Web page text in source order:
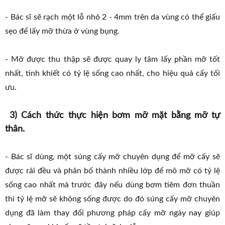
- Bác sĩ sẽ rạch một lỗ nhỏ 2 - 4mm trên da vùng có thể giấu
sẹo để lấy mỡ thừa ở vùng bụng.
- Mỡ được thu thập sẽ được quay ly tâm lấy phần mỡ tốt
nhất, tinh khiết có tỷ lệ sống cao nhất, cho hiệu quả cấy tối
ưu.
3) Cách thức thực hiện bơm mỡ mặt bằng mỡ tự
thân.
- Bác sĩ dùng, một súng cấy mỡ chuyên dụng để mỡ cấy sẽ
được rải đều và phân bố thành nhiều lớp để mô mỡ có tỷ lệ
sống cao nhất mà trước đây nếu dùng bơm tiêm đơn thuần
thì tỷ lệ mỡ sẽ không sống được do đó súng cấy mỡ chuyên
dụng đã làm thay đổi phương pháp cấy mỡ ngày nay giúp